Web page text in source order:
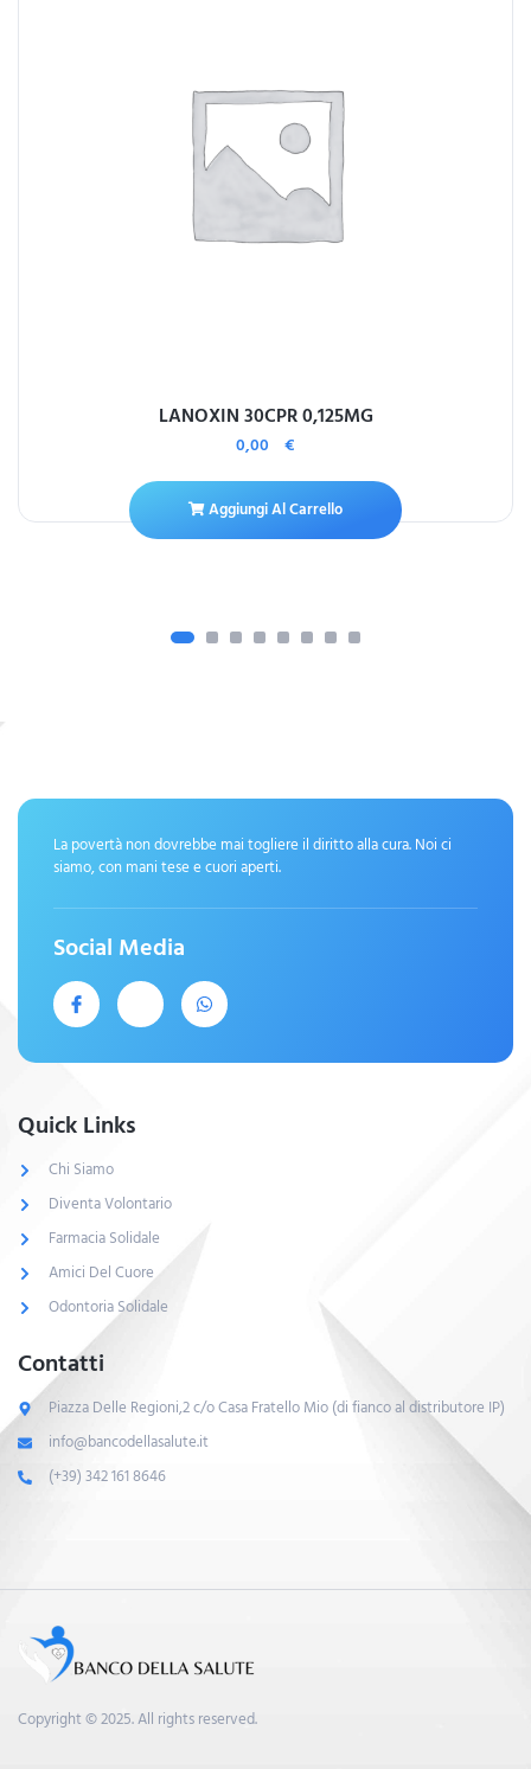
LANOXIN 30CPR 0,125MG
0,00 €
Aggiungi Al Carrello
La povertà non dovrebbe mai togliere il diritto alla cura. Noi ci
siamo, con mani tese e cuori aperti.
Social Media
Quick Links
Chi Siamo
Diventa Volontario
Farmacia Solidale
Amici Del Cuore
Odontoria Solidale
Contatti
Piazza Delle Regioni,2 c/o Casa Fratello Mio (di fianco al distributore IP)
info@bancodellasalute.it
(+39) 342 161 8646
Copyright © 2025. All rights reserved.